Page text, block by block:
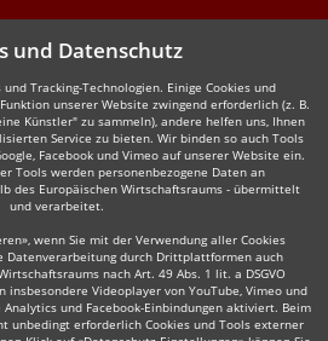
und Datenschutz
Tracking-Technologien. Einige Cookies und
unserer Website zwingend erforderlich (z. B.
Künstler" zu sammeln), andere helfen uns, Ihnen
Service zu bieten. Wir binden so auch Tools
Facebook und Vimeo auf unserer Website ein.
Tools werden personenbezogene Daten an
des Europäischen Wirtschaftsraums - übermittelt
und verarbeitet.
wenn Sie mit der Verwendung aller Cookies
Datenverarbeitung durch Drittplattformen auch
nach Art. 49 Abs. 1 lit. a DSGVO
Videoplayer von YouTube, Vimeo und
Analytics und Facebook-Einbindungen aktiviert. Beim
unbedingt erforderlich Cookies und Tools externer